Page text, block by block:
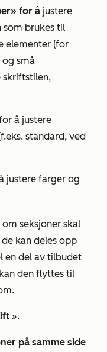
for å justere
brukes til
elementer (for
små
skriftstilen,
å justere
standard, ved
justere farger og
seksjoner skal
kan deles opp
en del av tilbudet
den flyttes til
».
på samme side